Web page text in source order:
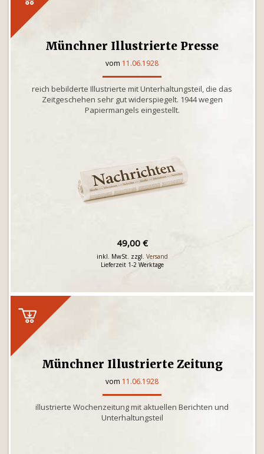
Münchner Illustrierte Presse
vom 11.06.1928
reich bebilderte Illustrierte mit Unterhaltungsteil, die das
Zeitgeschehen sehr gut widerspiegelt. 1944 wegen
Papiermangels eingestellt.
49,00 €
inkl. MwSt. zzgl. Versand
Lieferzeit 1-2 Werktage
Münchner Illustrierte Zeitung
vom 11.06.1928
illustrierte Wochenzeitung mit aktuellen Berichten und
Unterhaltungsteil